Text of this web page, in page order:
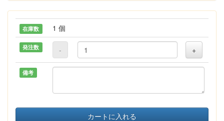
在庫数 1 個
発注数 - +
備考
カートに入れる